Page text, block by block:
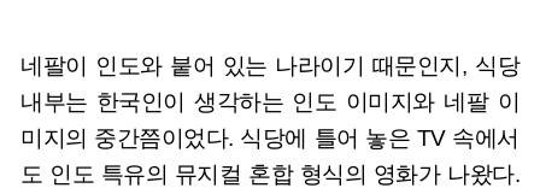
네팔이 인도와 붙어 있는 나라이기 때문인지, 식당
내부는 한국인이 생각하는 인도 이미지와 네팔 이
미지의 중간쯤이었다. 식당에 틀어 놓은 TV 속에서
도 인도 특유의 뮤지컬 혼합 형식의 영화가 나왔다.